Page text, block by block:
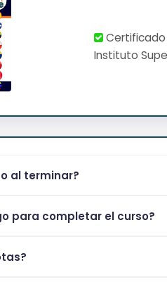
Certificado
Instituto
al terminar?
para completar el curso?